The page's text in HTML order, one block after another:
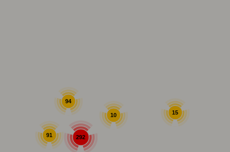
292
94
10 15
91